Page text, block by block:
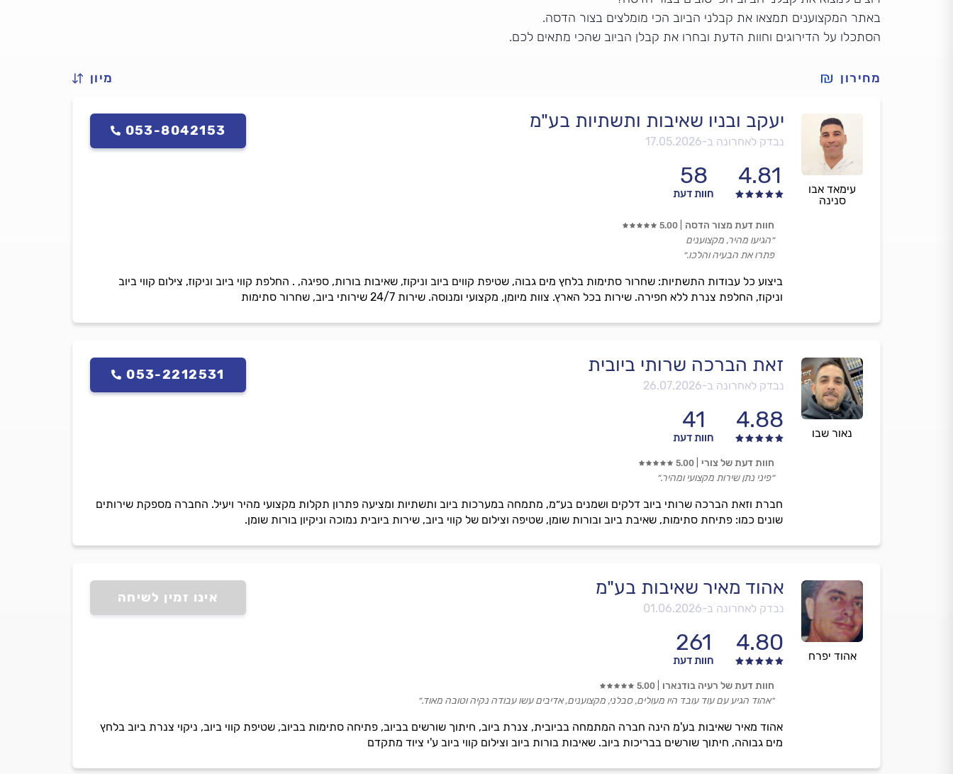
באתר המקצוענים תמצאו את קבלני הביוב הכי מומלצים בצור הדסה.
הסתכלו על הדירוגים וחוות הדעת ובחרו את קבלן הביוב שהכי מתאים לכם.
מחירון מיון
עימאד אבו
סנינה
יעקב ובניו שאיבות ותשתיות בע"מ
נבדק לאחרונה ב-17.05.2026
4.81
58
חוות דעת
053-8042153
ביצוע כל עבודות התשתיות: שחרור סתימות בלחץ מים גבוה, שטיפת קווים ביוב וניקוז, שאיבות בורות, ספיגה, . החלפת קווי ביוב וניקוז, צילום קווי ביוב
וניקוז, החלפת צנרת ללא חפירה. שירות בכל הארץ. צוות מיומן, מקצועי ומנוסה. שירות 24/7 שירותי ביוב, שחרור סתימות
חוות דעת מצור הדסה 5.00
״הגיעו מהיר, מקצוענים
פתרו את הבעיה והלכו.״
נאור שבו
זאת הברכה שרותי ביובית
נבדק לאחרונה ב-26.07.2026
4.88
41
חוות דעת
053-2212531
חברת וזאת הברכה שרותי ביוב דלקים ושמנים בע״מ, מתמחה במערכות ביוב ותשתיות ומציעה פתרון תקלות מקצועי מהיר ויעיל. החברה מספקת שירותים
שונים כמו: פתיחת סתימות, שאיבת ביוב ובורות שומן, שטיפה וצילום של קווי ביוב, שירות ביובית נמוכה וניקיון בורות שומן.
חוות דעת של צורי 5.00
״פיני נתן שירות מקצועי ומהיר.״
אהוד יפרח
אהוד מאיר שאיבות בע"מ
נבדק לאחרונה ב-01.06.2026
4.80
261
חוות דעת
אינו זמין לשיחה
אהוד מאיר שאיבות בע'מ הינה חברה המתמחה בביובית, צנרת ביוב, חיתוך שורשים בביוב, פתיחה סתימות בביוב, שטיפת קווי ביוב, ניקוי צנרת ביוב בלחץ
מים גבוהה, חיתוך שורשים בבריכות ביוב. שאיבות בורות ביוב וצילום קווי ביוב ע'י ציוד מתקדם
חוות דעת של רעיה בודנארו 5.00
״אהוד הגיע עם עוד עובד היו מעולים, סבלני, מקצוענים, אדיבים עשו עבודה נקיה וטובה מאוד.״